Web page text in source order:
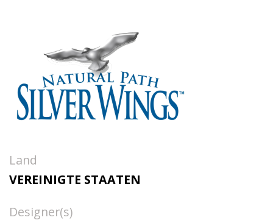
Land
VEREINIGTE STAATEN
Designer(s)